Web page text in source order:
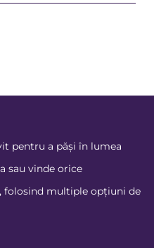
pentru a păși în lumea
sau vinde orice
folosind multiple opțiuni de